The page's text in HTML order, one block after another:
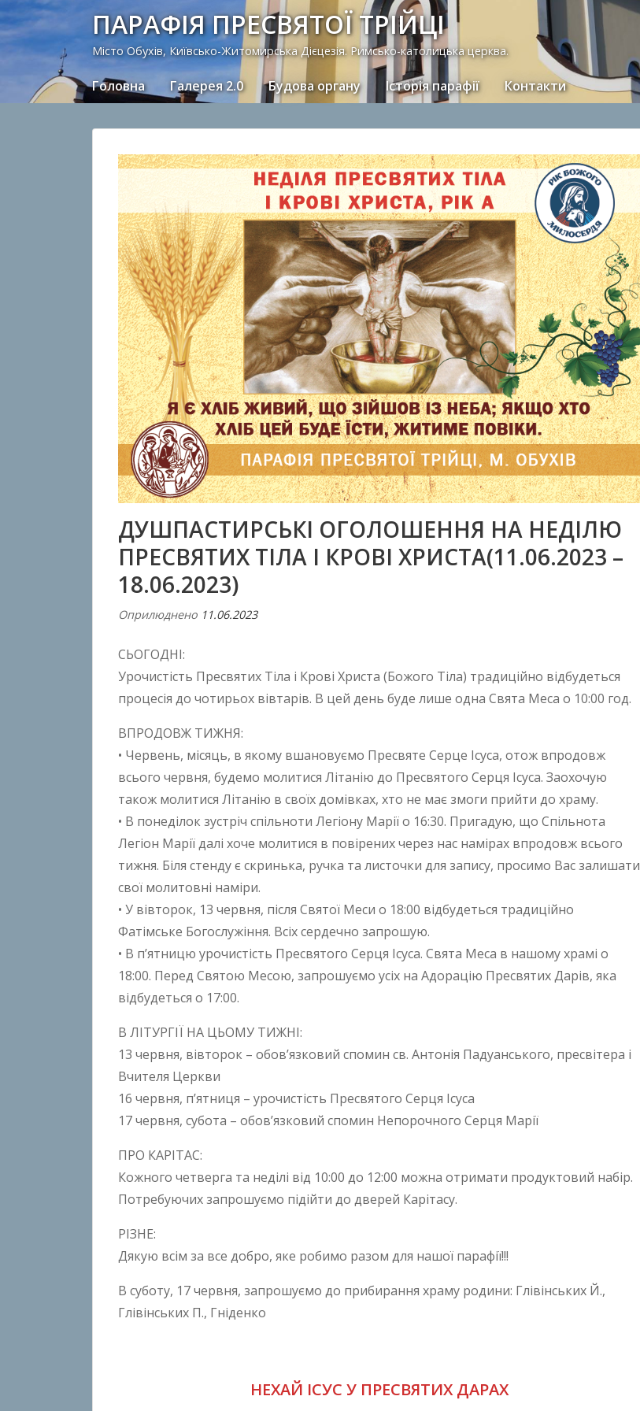
ПАРАФІЯ ПРЕСВЯТОЇ ТРІЙЦІ
Місто Обухів, Київсько-Житомирська Дієцезія. Римсько-католицька церква.
Головна Галерея 2.0 Будова органу Історія парафії Контакти
ДУШПАСТИРСЬКІ ОГОЛОШЕННЯ НА НЕДІЛЮ
ПРЕСВЯТИХ ТІЛА І КРОВІ ХРИСТА(11.06.2023 –
18.06.2023)
Оприлюднено 11.06.2023В
A
n
n
B
o
h
o
n
k
o
СЬОГОДНІ:
Урочистість Пресвятих Тіла і Крові Христа (Божого Тіла) традиційно відбудеться
процесія до чотирьох вівтарів. В цей день буде лише одна Свята Меса о 10:00 год.
ВПРОДОВЖ ТИЖНЯ:
• Червень, місяць, в якому вшановуємо Пресвяте Серце Ісуса, отож впродовж
всього червня, будемо молитися Літанію до Пресвятого Серця Ісуса. Заохочую
також молитися Літанію в своїх домівках, хто не має змоги прийти до храму.
• В понеділок зустріч спільноти Легіону Марії о 16:30. Пригадую, що Спільнота
Легіон Марії далі хоче молитися в повірених через нас намірах впродовж всього
тижня. Біля стенду є скринька, ручка та листочки для запису, просимо Вас залишати
свої молитовні наміри.
• У вівторок, 13 червня, після Святої Меси о 18:00 відбудеться традиційно
Фатімське Богослужіння. Всіх сердечно запрошую.
• В п’ятницю урочистість Пресвятого Серця Ісуса. Свята Меса в нашому храмі о
18:00. Перед Святою Месою, запрошуємо усіх на Адорацію Пресвятих Дарів, яка
відбудеться о 17:00.
В ЛІТУРГІЇ НА ЦЬОМУ ТИЖНІ:
13 червня, вівторок – обов’язковий спомин св. Антонія Падуанського, пресвітера і
Вчителя Церкви
16 червня, п’ятниця – урочистість Пресвятого Серця Ісуса
17 червня, субота – обов’язковий спомин Непорочного Серця Марії
ПРО КАРІТАС:
Кожного четверга та неділі від 10:00 до 12:00 можна отримати продуктовий набір.
Потребуючих запрошуємо підійти до дверей Карітасу.
РІЗНЕ:
Дякую всім за все добро, яке робимо разом для нашої парафії!!!
В суботу, 17 червня, запрошуємо до прибирання храму родини: Глівінських Й.,
Глівінських П., Гніденко
НЕХАЙ ІСУС У ПРЕСВЯТИХ ДАРАХ